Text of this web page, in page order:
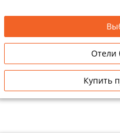
Отели
Купить